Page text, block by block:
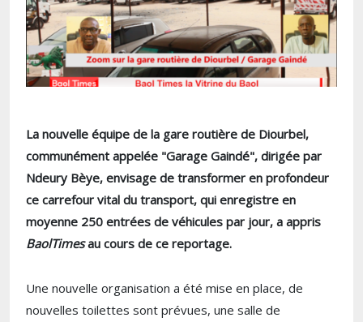
La nouvelle équipe de la gare routière de Diourbel,
communément appelée "Garage Gaindé", dirigée par
Ndeury Bèye, envisage de transformer en profondeur
ce carrefour vital du transport, qui enregistre en
moyenne 250 entrées de véhicules par jour, a appris
BaolTimesau cours de ce reportage.
Une nouvelle organisation a été mise en place, de
nouvelles toilettes sont prévues, une salle de